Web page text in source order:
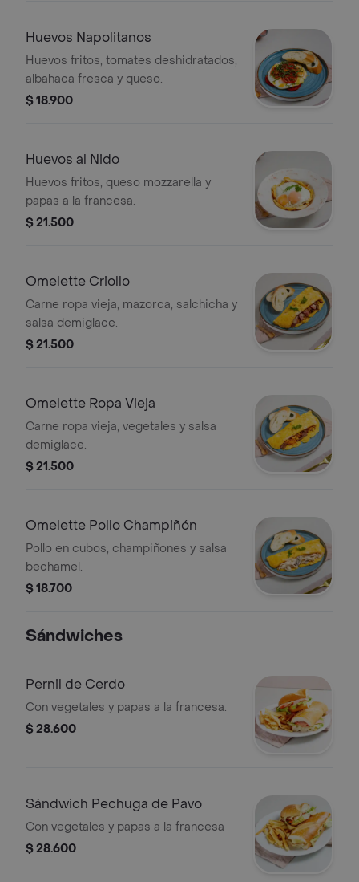
Huevos Napolitanos
Huevos fritos, tomates deshidratados,
albahaca fresca y queso.
$ 18.900
Huevos al Nido
Huevos fritos, queso mozzarella y
papas a la francesa.
$ 21.500
Omelette Criollo
Carne ropa vieja, mazorca, salchicha y
salsa demiglace.
$ 21.500
Omelette Ropa Vieja
Carne ropa vieja, vegetales y salsa
demiglace.
$ 21.500
Omelette Pollo Champiñón
Pollo en cubos, champiñones y salsa
bechamel.
$ 18.700
Sándwiches
Pernil de Cerdo
Con vegetales y papas a la francesa.
$ 28.600
Sándwich Pechuga de Pavo
Con vegetales y papas a la francesa
$ 28.600